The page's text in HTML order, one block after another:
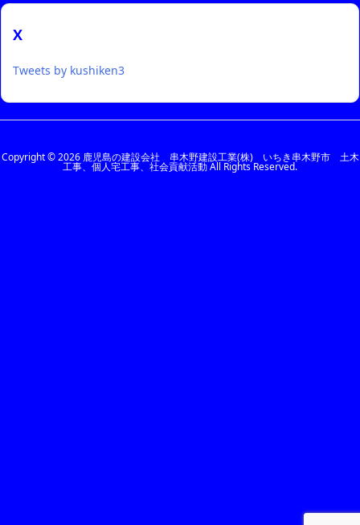
イ
X
Tweets by kushiken3
Copyright ©2026 鹿児島の建設会社 串木野建設工業(株) いちき串木野市 土木
工事、個人宅工事、社会貢献活動All Rights Reserved.